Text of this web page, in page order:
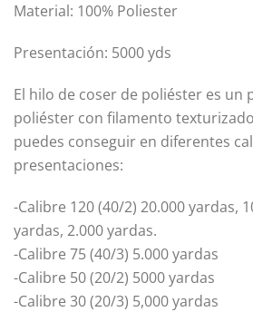
Material: 100% Poliester
Presentación: 5000 yds
El hilo de coser de poliéster es un
poliéster con filamento
puedes conseguir en diferentes
presentaciones:
-Calibre 120 (40/2) 20.000 yardas,
yardas, 2.000 yardas.
-Calibre 75 (40/3) 5.000 yardas
-Calibre 50 (20/2) 5000 yardas
-Calibre 30 (20/3) 5,000 yardas